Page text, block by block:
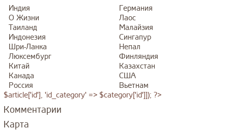
Индия
Германия
О Жизни
Лаос
Таиланд
Малайзия
Индонезия
Сингапур
Шри-Ланка
Непал
Люксембург
Финляндия
Китай
Казахстан
Канада
США
Россия
Вьетнам
$article['id'], 'id_category' => $category['id']]); ?>
Комментарии
Карта